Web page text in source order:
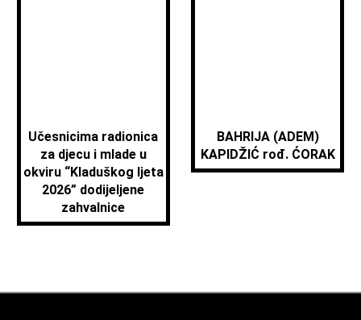
Učesnicima radionica
za djecu i mlade u
okviru “Kladuškog ljeta
2026” dodijeljene
zahvalnice
BAHRIJA (ADEM)
KAPIDŽIĆ rođ. ĆORAK